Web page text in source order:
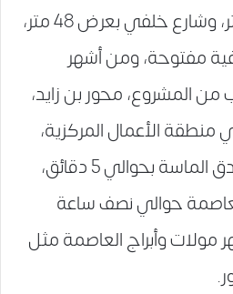
على شارع جانبي 48 متر، وشارع خلفي بعرض 48 متر،
مفتوحة، ومن أشهر
من المشروع، محور بن زايد،
منطقة الأعمال المركزية،
يبعد ايست مول عن فندق الماسة بحوالي 5 دقائق،
حوالي نصف ساعة
مولات وأبراج العاصمة مثل